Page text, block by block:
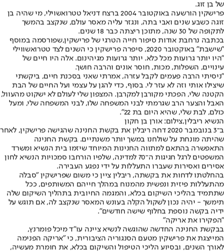
של בן זוג.
פרישקין הורשעה באוקטובר 2004 ברצח דניאל טטרואשוילי, מי שהיה בן
זוגה כשבע שנים ואבי בתה, ונגזר עליה מאסר עולם, שנקצב בהמשך
לתקופה של 30 שנה, מתוכן ריצתה כבר 18 שנים.
בכתבה נרחבת אודות סיפור חייה הטרגי של פרישקין,שפורסמה במוסף
"שישבת" באוקטובר 2020
, סיפרה פרישקין כי השנים לצד טטרואשווילי
"היו יותר גרועות מכל כלא. יותר גרועות מגיהינום. אלה היו חיים של
עינויים, השפלות, מכות, חוסר אונים והרבה חושך.
"ניסיתי הרבה פעמים לקבל עזרה, אמרתי שאני בסכנת חיים, ביקשתי
שיצילו אותי וזה לא עזר לי. בסוף, כדי להגן על עצמי ועל החיים של הבת
הקטנה שלי, הפכתי מקורבן למקרבן. המצפון שלי לעולם לא ישקוט מהעוול,
האבל והצער הרב שגרמתי לבני המשפחה שלו, לבני המשפחה שלי, ומעל
כולם, לבת שלי, שהיא היום בת 22".
הנשיא ריבלין,צילום: אורן בן חקון
ב־3 בנובמבר 2020 דחה ריבלין את בקשת החנינה שהגישה פרישקין, לאחר
שהיתה מונחת על שולחנו במשך יותר משנתיים. בקשת החנינה
התאפשרה בהתאם למתווה החנינות המיוחד שיזמו בית הנשיא ומשרד
המשפטים לרגל חגיגות ה־70 למדינה, שלפיו הורחבו סמכויות הנשיא לחון
אסירים ואסירות שעברו התעללות על ידי נפגע העבירה.
בהחלטתו לדחות את בקשתה, ריבלין ציין כי משום שפרישקין "סבלה
מהתעללות פיזית ונפשית מהמנוח במהלך חייהם המשותפים, ככל
שתתמיד בהליכי השיקום בכלא, והמגמה החיובית בתהליך השיקום שלה
תימשך - יהיה נכון לשקול הקלה בעונש המאסר שנקצב לה, אם תוגש על
ידיה בקשה נוספת בחלוף שישה חודשים".
"הפקירו את אריקה"
בבקשת החנינה החדשה שהוגשה לנשיא ציינה עו"ד מיכל פומרנץ,
המייצגת את פרישקין מטעם הסנגוריה הציבורית, כי "אריקה הפנימה
לאורך השנים, ובסיוע הליכי הטיפול והשיקום בכלא, את חומרת מעשיה,